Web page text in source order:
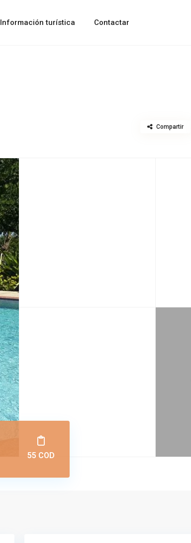
Información turística Contactar
Compartir
55 COD